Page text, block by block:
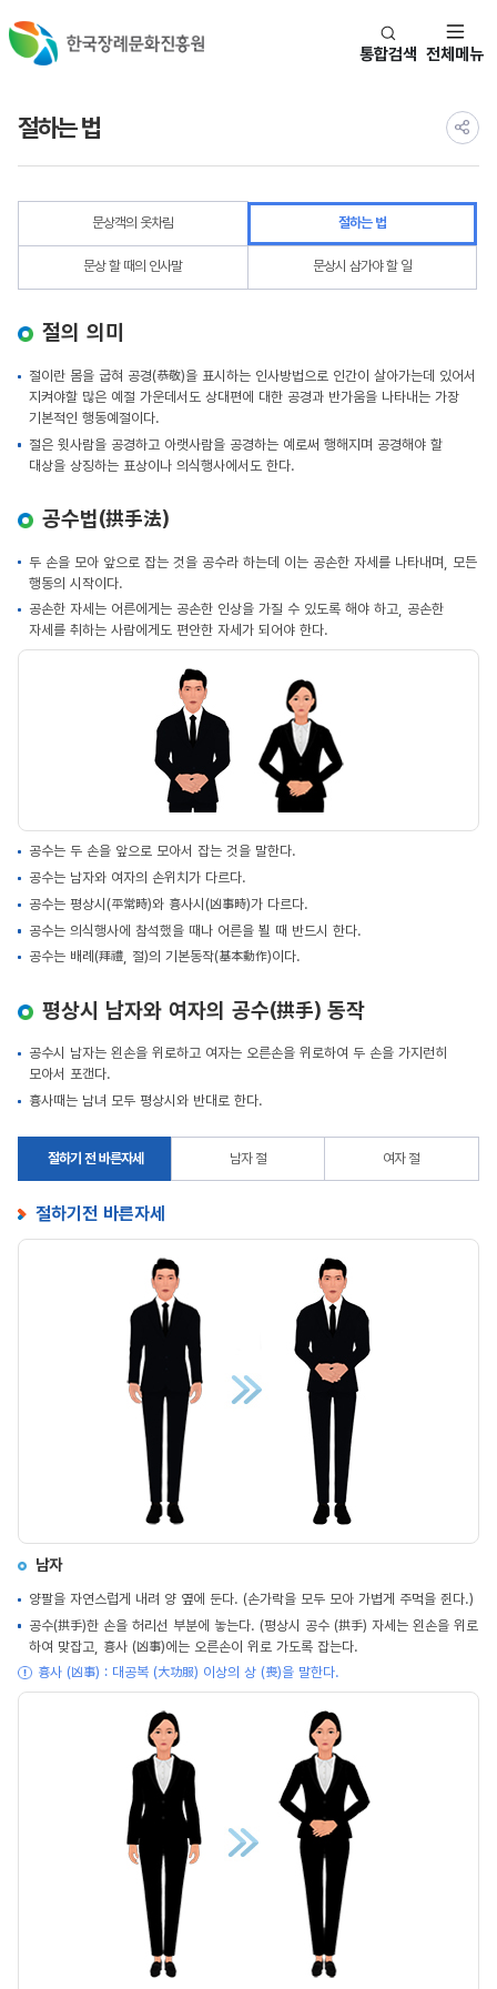
통합검색 전체메뉴
절하는 법
문상객의 옷차림 절하는 법
문상 할 때의 인사말 문상시 삼가야 할 일
절의 의미
절이란 몸을 굽혀 공경(恭敬)을 표시하는 인사방법으로 인간이 살아가는데 있어서
지켜야할 많은 예절 가운데서도 상대편에 대한 공경과 반가움을 나타내는 가장
기본적인 행동예절이다.
절은 윗사람을 공경하고 아랫사람을 공경하는 예로써 행해지며 공경해야 할
대상을 상징하는 표상이나 의식행사에서도 한다.
공수법(拱手法)
두 손을 모아 앞으로 잡는 것을 공수라 하는데 이는 공손한 자세를 나타내며, 모든
행동의 시작이다.
공손한 자세는 어른에게는 공손한 인상을 가질 수 있도록 해야 하고, 공손한
자세를 취하는 사람에게도 편안한 자세가 되어야 한다.
공수는 두 손을 앞으로 모아서 잡는 것을 말한다.
공수는 남자와 여자의 손위치가 다르다.
공수는 평상시(平常時)와 흉사시(凶事時)가 다르다.
공수는 의식행사에 참석했을 때나 어른을 뵐 때 반드시 한다.
공수는 배례(拜禮, 절)의 기본동작(基本動作)이다.
평상시 남자와 여자의 공수(拱手) 동작
공수시 남자는 왼손을 위로하고 여자는 오른손을 위로하여 두 손을 가지런히
모아서 포갠다.
흉사때는 남녀 모두 평상시와 반대로 한다.
절하기 전 바른자세 남자 절 여자 절
절하기전 바른자세
남자
양팔을 자연스럽게 내려 양 옆에 둔다. (손가락을 모두 모아 가볍게 주먹을 쥔다.)
공수(拱手)한 손을 허리선 부분에 놓는다. (평상시 공수 (拱手) 자세는 왼손을 위로
하여 맞잡고, 흉사 (凶事)에는 오른손이 위로 가도록 잡는다.
흉사 (凶事) : 대공복 (大功服) 이상의 상 (喪)을 말한다.